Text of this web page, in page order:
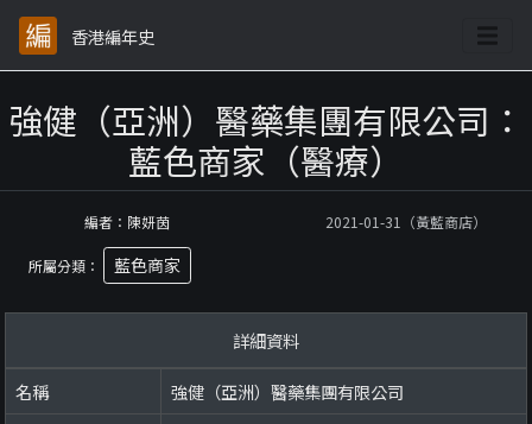
香港編年史
強健（亞洲）醫藥集團有限公司：
藍色商家（醫療）
編者：陳妍茵 2021-01-31（黃藍商店）
所屬分類： 藍色商家
詳細資料
名稱
強健（亞洲）醫藥集團有限公司